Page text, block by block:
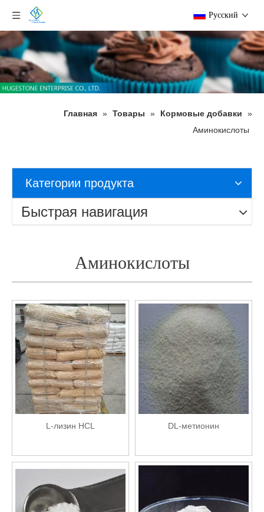
Pусский
Главная » Товары » Кормовые добавки
»
Аминокислоты
Категории продукта
Быстрая навигация
Аминокислоты
L-лизин HCL DL-метионин